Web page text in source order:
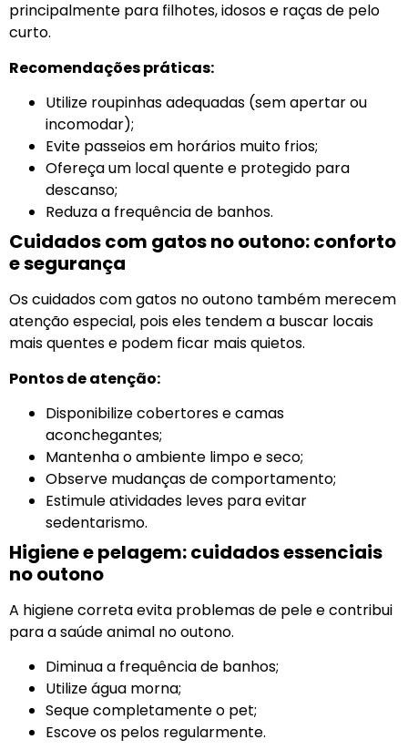
principalmente para filhotes, idosos e raças de pelo
curto.
Recomendações práticas:
Utilize roupinhas adequadas (sem apertar ou
incomodar);
Evite passeios em horários muito frios;
Ofereça um local quente e protegido para
descanso;
Reduza a frequência de banhos.
Cuidados com gatos no outono: conforto
e segurança
Os cuidados com gatos no outono também merecem
atenção especial, pois eles tendem a buscar locais
mais quentes e podem ficar mais quietos.
Pontos de atenção:
Disponibilize cobertores e camas
aconchegantes;
Mantenha o ambiente limpo e seco;
Observe mudanças de comportamento;
Estimule atividades leves para evitar
sedentarismo.
Higiene e pelagem: cuidados essenciais
no outono
A higiene correta evita problemas de pele e contribui
para a saúde animal no outono.
Diminua a frequência de banhos;
Utilize água morna;
Seque completamente o pet;
Escove os pelos regularmente.